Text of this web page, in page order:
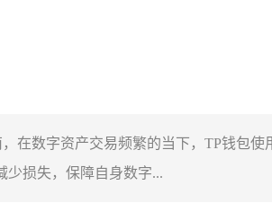
在数字资产交易频繁的当下，TP钱包使
少损失，保障自身数字...